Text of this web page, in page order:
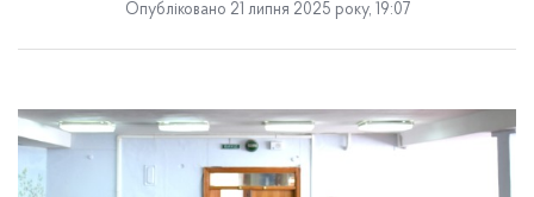
Опубліковано 21 липня 2025 року, 19:07